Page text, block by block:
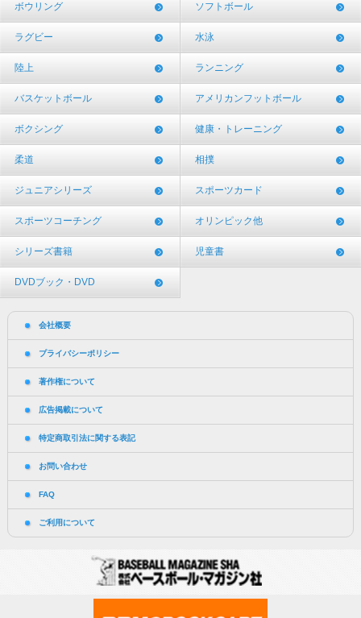
ボウリング ソフトボール
ラグビー 水泳
陸上 ランニング
バスケットボール アメリカンフットボール
ボクシング 健康・トレーニング
柔道 相撲
ジュニアシリーズ スポーツカード
スポーツコーチング オリンピック他
シリーズ書籍 児童書
DVDブック・DVD
会社概要
プライバシーポリシー
著作権について
広告掲載について
特定商取引法に関する表記
お問い合わせ
FAQ
ご利用について